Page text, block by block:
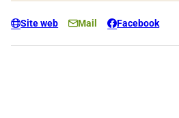
Site web Mail Facebook